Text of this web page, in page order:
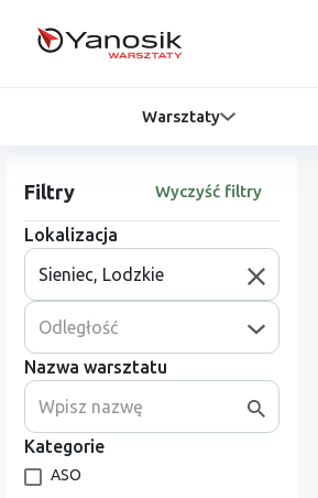
Warsztaty
Filtry Wyczyść filtry
Lokalizacja
Odległość
Nazwa warsztatu
Kategorie
ASO